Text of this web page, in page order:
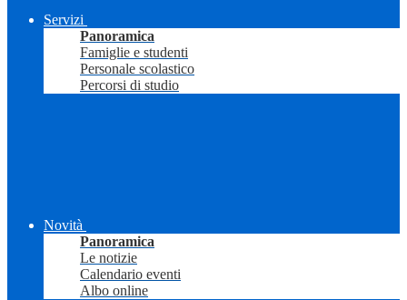
Servizi
Panoramica
Famiglie e studenti
Personale scolastico
Percorsi di studio
Novità
Panoramica
Le notizie
Calendario eventi
Albo online